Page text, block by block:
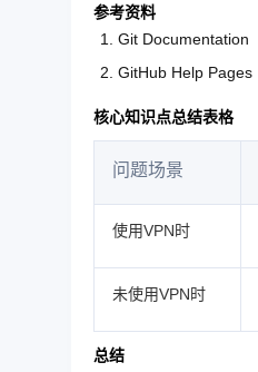
参考资料
Git Documentation
GitHub Help Pages
核心知识点总结表格
问题场景
使用VPN时
未使用VPN时
总结